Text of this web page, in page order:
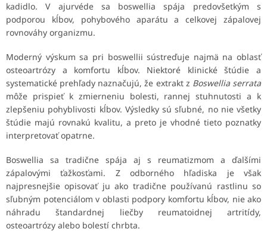
kadidlo. V ajurvéde sa boswellia spája predovšetkým s
podporou kĺbov, pohybového aparátu a celkovej zápalovej
rovnováhy organizmu.
Moderný výskum sa pri boswellii sústreďuje najmä na oblasť
osteoartrózy a komfortu kĺbov. Niektoré klinické štúdie a
systematické prehľady naznačujú, že extrakt z Boswellia serrata
môže prispieť k zmierneniu bolesti, rannej stuhnutosti a k
zlepšeniu pohyblivosti kĺbov. Výsledky sú sľubné, no nie všetky
štúdie majú rovnakú kvalitu, a preto je vhodné tieto poznatky
interpretovať opatrne.
Boswellia sa tradične spája aj s reumatizmom a ďalšími
zápalovými ťažkosťami. Z odborného hľadiska je však
najpresnejšie opisovať ju ako tradične používanú rastlinu so
sľubným potenciálom v oblasti podpory komfortu kĺbov, nie ako
náhradu štandardnej liečby reumatoidnej artritídy,
osteoartrózy alebo bolestí chrbta.